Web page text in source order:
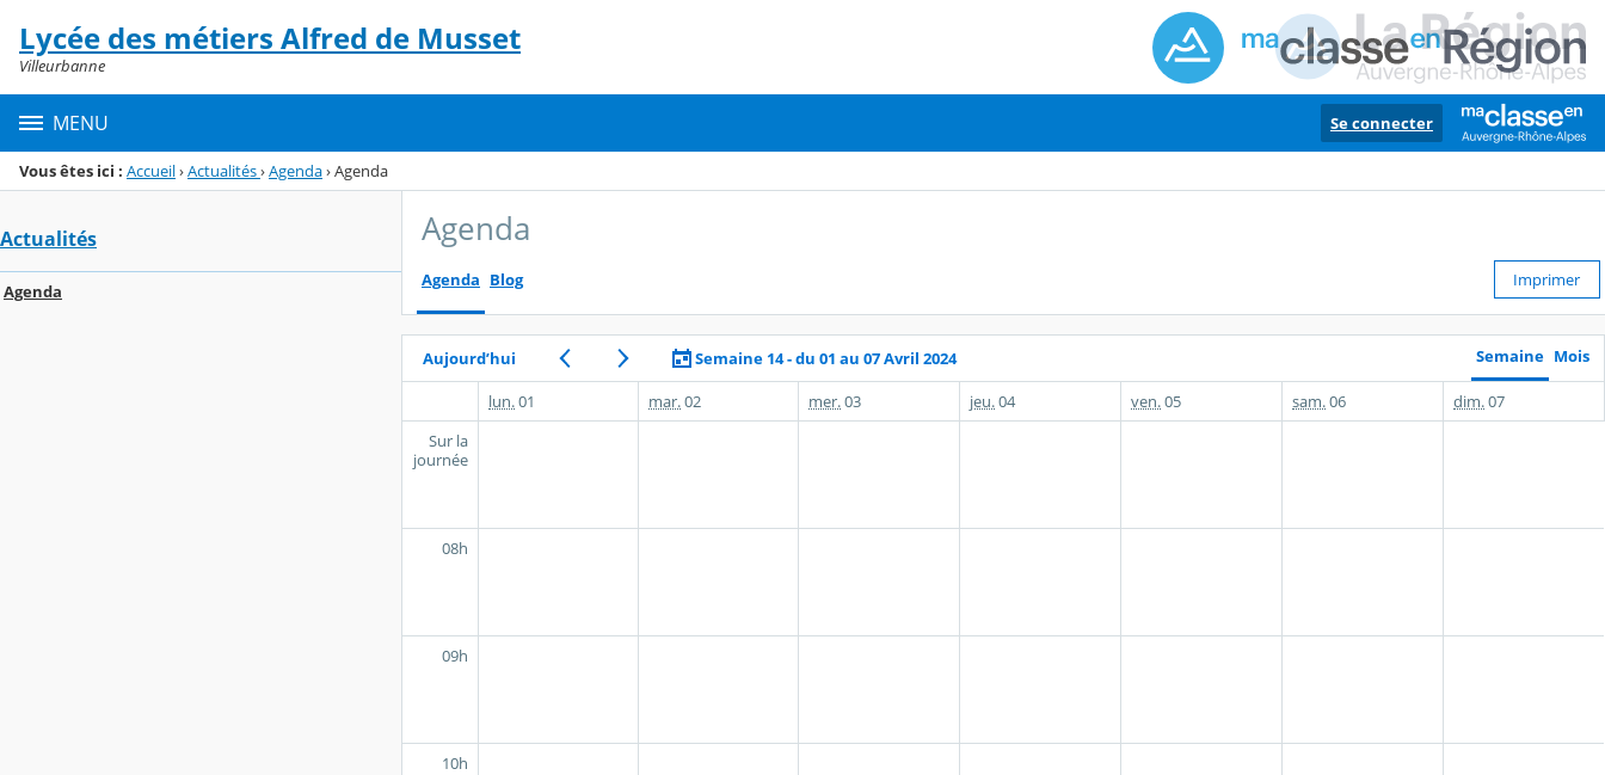
Menu de la rubrique
Contenu
Lycée des métiers Alfred de Musset
Villeurbanne
MENU Se connecter
Vous êtes ici : Accueil›Actualités›Agenda›Agenda
Actualités
Agenda
Agenda
Agenda Blog Imprimer
Aujourd’hui Semaine 14 - du 01 au 07 Avril 2024 Semaine Mois
lun.01 mar.02 mer.03 jeu.04 ven.05 sam.06 dim.07
Sur la
journée
08h
09h
10h